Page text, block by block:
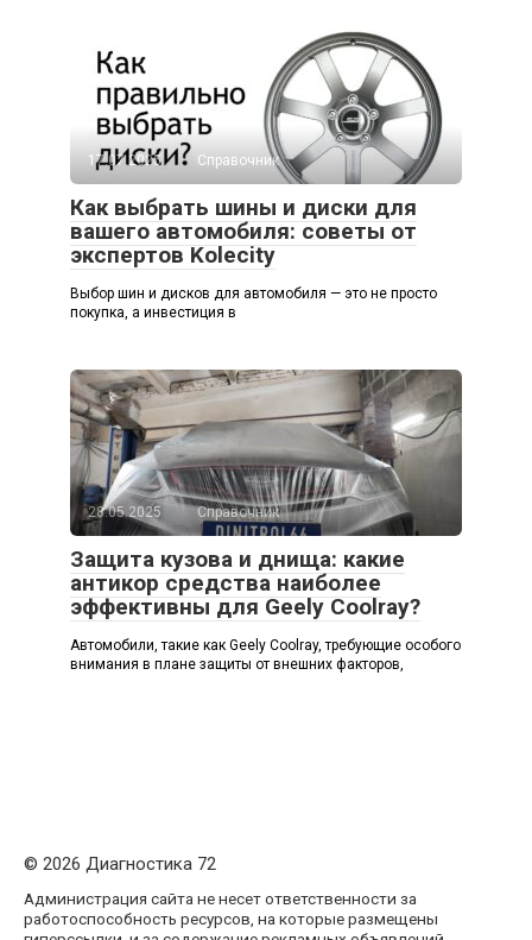
17.07.2025 Справочник
Как выбрать шины и диски для
вашего автомобиля: советы от
экспертов Kolecity
Выбор шин и дисков для автомобиля — это не просто
покупка, а инвестиция в
28.05.2025 Справочник
Защита кузова и днища: какие
антикор средства наиболее
эффективны для Geely Coolray?
Автомобили, такие как Geely Coolray, требующие особого
внимания в плане защиты от внешних факторов,
© 2026 Диагностика 72
Администрация сайта не несет ответственности за
работоспособность ресурсов, на которые размещены